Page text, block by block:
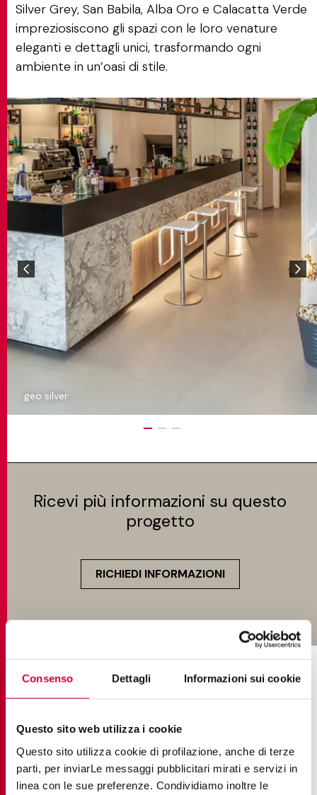
Consenso Dettagli Informazioni sui cookie
Questo sito web utilizza i cookie
Questo sito utilizza cookie di profilazione, anche di terze
parti, per inviarLe messaggi pubblicitari mirati e servizi in
linea con le sue preferenze. Condividiamo inoltre le
geo silver
Silver Grey, San Babila, Alba Oro e Calacatta Verde
impreziosiscono gli spazi con le loro venature
eleganti e dettagli unici, trasformando ogni
ambiente in un’oasi di stile.
Ricevi più informazioni su questo
progetto
RICHIEDI INFORMAZIONI
COLLEZIONI NEL PROGETTO